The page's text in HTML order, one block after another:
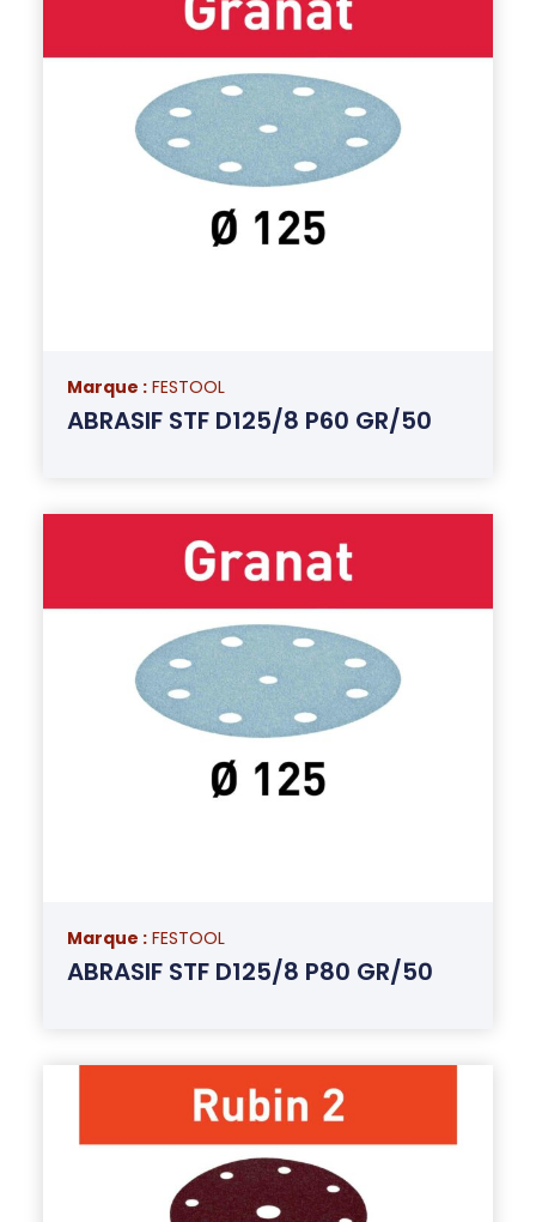
Marque : FESTOOL
ABRASIF STF D125/8 P60 GR/50
Marque : FESTOOL
ABRASIF STF D125/8 P80 GR/50